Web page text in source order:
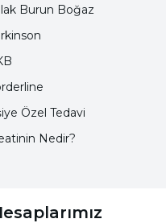
ağrısı sıklıkla
mide ağrısı karın
mide kaynaklı
Burun Boğaz
Özel Tedavi
Nedir?